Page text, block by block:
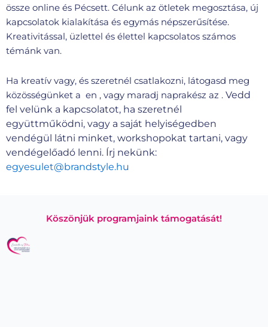
össze online és Pécsett. Célunk az ötletek megosztása, új
kapcsolatok kialakítása és egymás népszerűsítése.
Kreativitással, üzlettel és élettel kapcsolatos számos
témánk van.
Ha kreatív vagy, és szeretnél csatlakozni, látogasd meg
közösségünket a en , vagy maradj naprakész az . Vedd
fel velünk a kapcsolatot, ha szeretnél
együttműködni, vagy a saját helyiségedben
vendégül látni minket, workshopokat tartani, vagy
vendégelőadó lenni. Írj nekünk:
egyesulet@brandstyle.hu
Köszönjük programjaink támogatását!